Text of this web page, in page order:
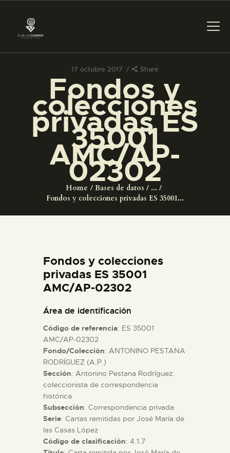
17 octubre 2017 Share
Fondos y
colecciones
privadas ES
35001
AMC/AP-
02302
Home Bases de datos
...
Fondos y colecciones privadas ES 35001...
PREPARAR LA VISITA
ACTIVIDADES
█
EL MUSEO
ESPAÑOL
ACTIVIDADES
█
EL MUSEO
COLECCIONES
Fondos y colecciones
privadas ES 35001
AMC/AP-02302
Área de identificación
Código de referencia: ES 35001
AMC/AP-02302
Fondo/Colección: ANTONINO PESTANA
RODRÍGUEZ (A.P.)
Sección: Antonino Pestana Rodríguez:
coleccionista de correspondencia
histórica
Subsección: Correspondencia privada
Serie: Cartas remitidas por José María de
las Casas López
Código de clasificación: 4.1.7